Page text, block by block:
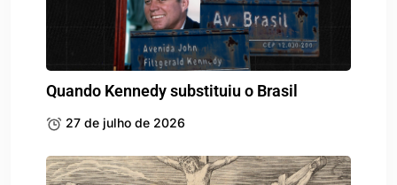
Quando Kennedy substituiu o Brasil
27 de julho de 2026